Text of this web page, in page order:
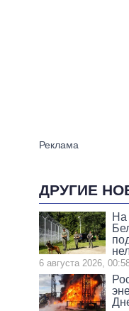
ДРУГИЕ
На
6 августа 2026,